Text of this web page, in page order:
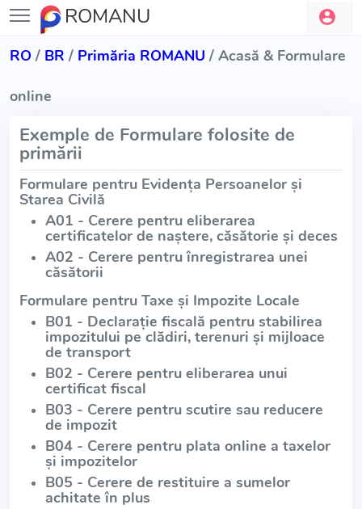
ROMANU
RO / BR / Primăria ROMANU / Acasă & Formulare
online
Exemple de Formulare folosite de
primării
Formulare pentru Evidența Persoanelor și
Starea Civilă
A01 - Cerere pentru eliberarea
certificatelor de naștere, căsătorie și deces
A02 - Cerere pentru înregistrarea unei
căsătorii
Formulare pentru Taxe și Impozite Locale
B01 - Declarație fiscală pentru stabilirea
impozitului pe clădiri, terenuri și mijloace
de transport
B02 - Cerere pentru eliberarea unui
certificat fiscal
B03 - Cerere pentru scutire sau reducere
de impozit
B04 - Cerere pentru plata online a taxelor
și impozitelor
B05 - Cerere de restituire a sumelor
achitate în plus